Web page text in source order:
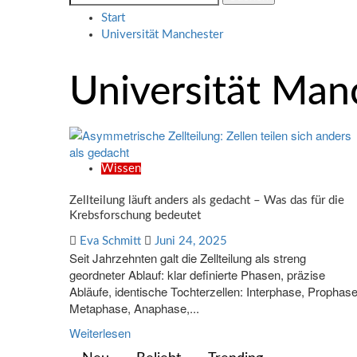
nach:
Start
Universität Manchester
Universität
Wissen
Zellteilung läuft anders als gedacht – Was das für die
Krebsforschung bedeutet
Eva Schmitt Juni 24, 2025
Seit Jahrzehnten galt die Zellteilung als streng
geordneter Ablauf: klar definierte Phasen, präzise
Abläufe, identische Tochterzellen: Interphase,
Metaphase, Anaphase,...
Weiterlesen